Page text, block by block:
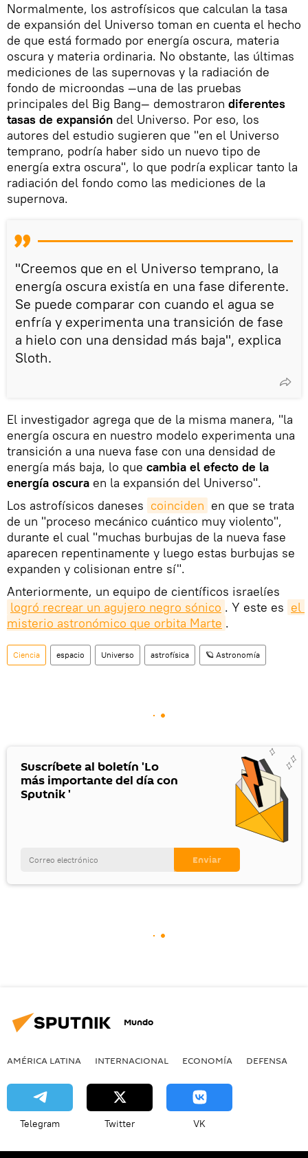
Normalmente, los astrofísicos que calculan la tasa
de expansión del Universo toman en cuenta el hecho
de que está formado por energía oscura, materia
oscura y materia ordinaria. No obstante, las últimas
mediciones de las supernovas y la radiación de
fondo de microondas —una de las pruebas
principales del Big Bang— demostraron diferentes
tasas de expansión del Universo. Por eso, los
autores del estudio sugieren que "en el Universo
temprano, podría haber sido un nuevo tipo de
energía extra oscura", lo que podría explicar tanto la
radiación del fondo como las mediciones de la
supernova.
"Creemos que en el Universo temprano, la
energía oscura existía en una fase diferente.
Se puede comparar con cuando el agua se
enfría y experimenta una transición de fase
a hielo con una densidad más baja", explica
Sloth.
El investigador agrega que de la misma manera, "la
energía oscura en nuestro modelo experimenta una
transición a una nueva fase con una densidad de
energía más baja, lo que cambia el efecto de la
energía oscura en la expansión del Universo".
Los astrofísicos daneses coinciden en que se trata
de un "proceso mecánico cuántico muy violento",
durante el cual "muchas burbujas de la nueva fase
aparecen repentinamente y luego estas burbujas se
expanden y colisionan entre sí".
Anteriormente, un equipo de científicos israelíes
logró recrear un agujero negro sónico . Y este es el
misterio astronómico que orbita Marte .
Ciencia espacio Universo astrofísica 🪐 Astronomía
Suscríbete al boletín 'Lo
más importante del día con
Sputnik '
Mundo
AMÉRICA LATINA INTERNACIONAL ECONOMÍA DEFENSA
Telegram Twitter VK